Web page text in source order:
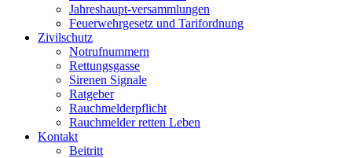
Jahreshaupt-versammlungen
Feuerwehrgesetz und Tarifordnung
Zivilschutz
Notrufnummern
Rettungsgasse
Sirenen Signale
Ratgeber
Rauchmelderpflicht
Rauchmelder retten Leben
Kontakt
Beitritt